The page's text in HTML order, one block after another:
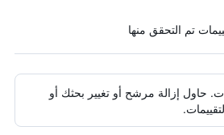
حاول إزالة مرشح أو تغيير بحثك أو